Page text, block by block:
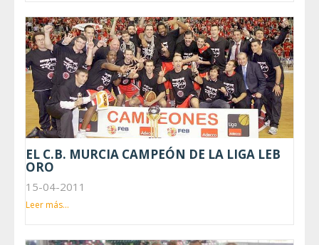
EL C.B. MURCIA CAMPEÓN DE LA LIGA LEB
ORO
15-04-2011
Leer más...